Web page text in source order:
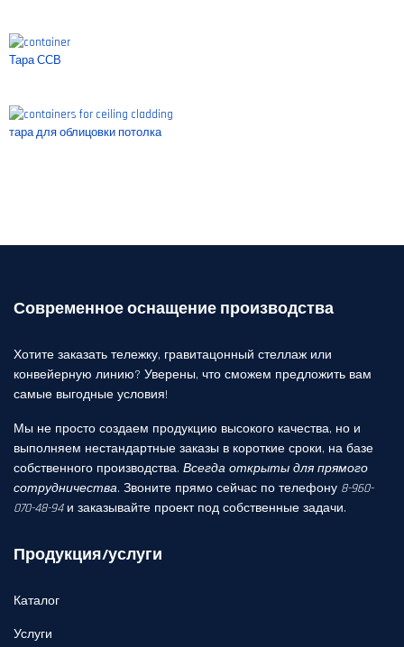
Тара ССВ
тара для облицовки потолка
Современное оснащение производства
Хотите заказать тележку, гравитацонный стеллаж или
конвейерную линию? Уверены, что сможем предложить вам
самые выгодные условия!
Мы не просто создаем продукцию высокого качества, но и
выполняем нестандартные заказы в короткие сроки, на базе
собственного производства. Всегда открыты для прямого
сотрудничества. Звоните прямо сейчас по телефону 8-960-
070-48-94и заказывайте проект под собственные задачи.
Продукция/услуги
Каталог
Услуги